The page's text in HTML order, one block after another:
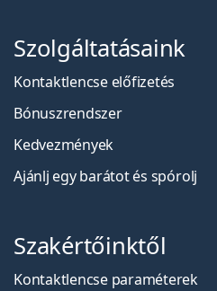
Szolgáltatásaink
Kontaktlencse előfizetés
Bónuszrendszer
Kedvezmények
Ajánlj egy barátot és spórolj
Szakértőinktől
Kontaktlencse paraméterek